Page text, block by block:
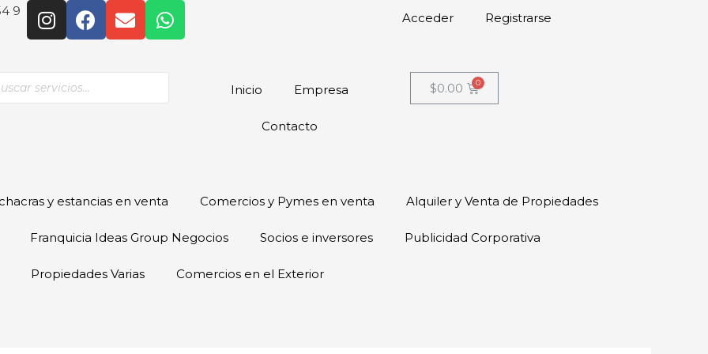
9 Acceder Registrarse
Inicio Empresa
Contacto
$0.00
y estancias en venta Comercios y Pymes en venta Alquiler y Venta de Propiedades
Franquicia Ideas Group Negocios Socios e inversores Publicidad Corporativa
Propiedades Varias Comercios en el Exterior